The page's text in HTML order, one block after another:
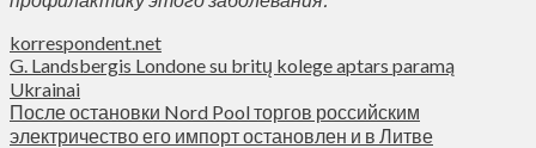
korrespondent.net
G. Landsbergis Londone su britų kolege aptars paramą
Ukrainai
После остановки Nord Pool торгов российским
электричество его импорт остановлен и в Литве